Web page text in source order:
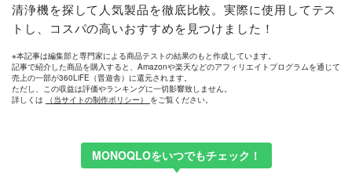
清浄機を探して人気製品を徹底比較。実際に使用してテス
トし、コスパの高いおすすめを見つけました！
※本記事は編集部と専門家による商品テストの結果のもと作成しています。
記事で紹介した商品を購入すると、Amazonや楽天などのアフィリエイトプログラムを通じて
売上の一部が360LiFE（晋遊舎）に還元されます。
ただし、この収益は評価やランキングに一切影響致しません。
詳しくは
（当サイトの制作ポリシー） をご覧ください。
MONOQLOをいつでもチェック！